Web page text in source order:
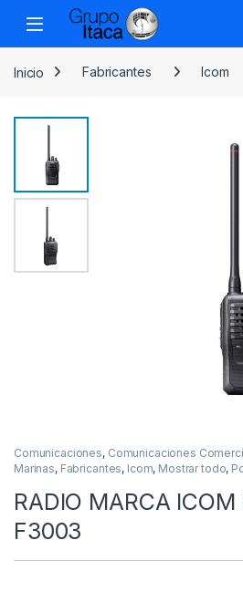
Inicio Fabricantes Icom
Comunicaciones, Comunicaciones
Marinas, Fabricantes, Icom, Mostrar todo,
RADIO MARCA
F3003